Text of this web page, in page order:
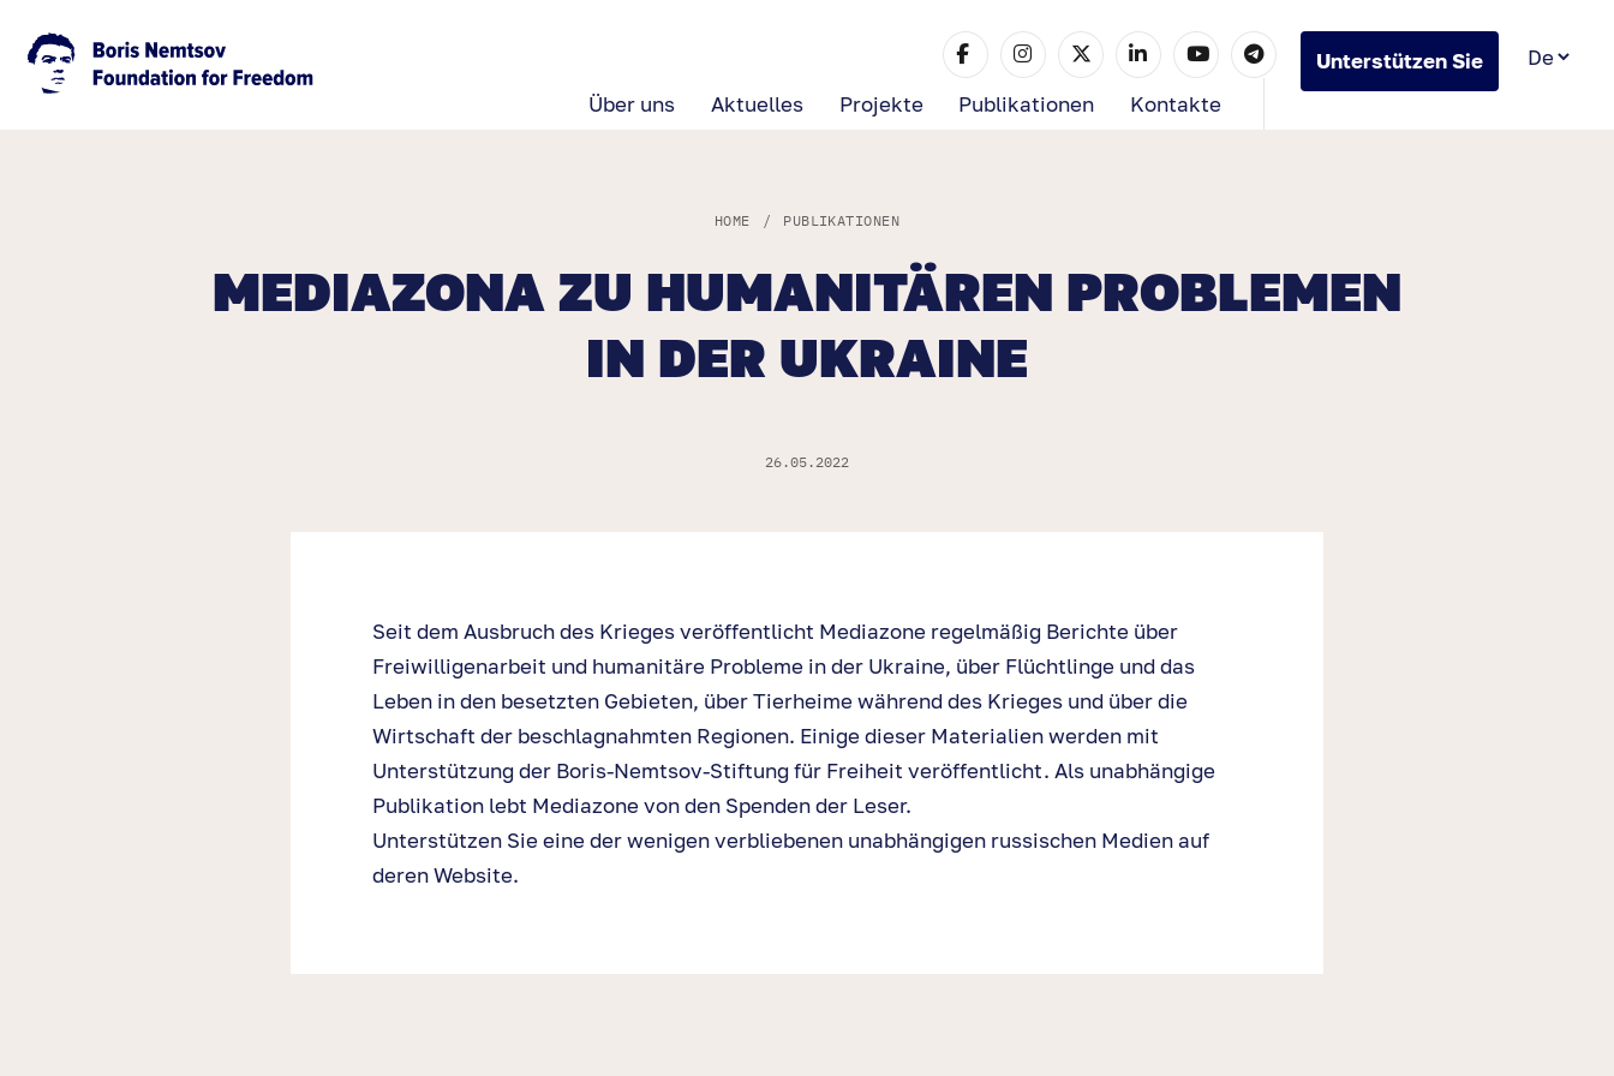
Unterstützen Sie
uns
Kontakte
Publikationen
Projekte
Aktuelles
Über uns
HOME / PUBLIKATIONEN
MEDIAZONA ZU HUMANITÄREN PROBLEMEN
IN DER UKRAINE
26.05.2022
Seit dem Ausbruch des Krieges veröffentlicht Mediazone regelmäßig Berichte über
Freiwilligenarbeit und humanitäre Probleme in der Ukraine, über Flüchtlinge und das
Leben in den besetzten Gebieten, über Tierheime während des Krieges und über die
Wirtschaft der beschlagnahmten Regionen. Einige dieser Materialien werden mit
Unterstützung der Boris-Nemtsov-Stiftung für Freiheit veröffentlicht. Als unabhängige
Publikation lebt Mediazone von den Spenden der Leser.
Unterstützen Sie eine der wenigen verbliebenen unabhängigen russischen Medien auf
deren Website.